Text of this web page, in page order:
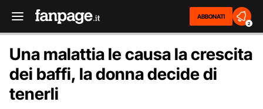
ABBONATI
2
Una malattia le causa la crescita
dei baffi, la donna decide di
tenerli